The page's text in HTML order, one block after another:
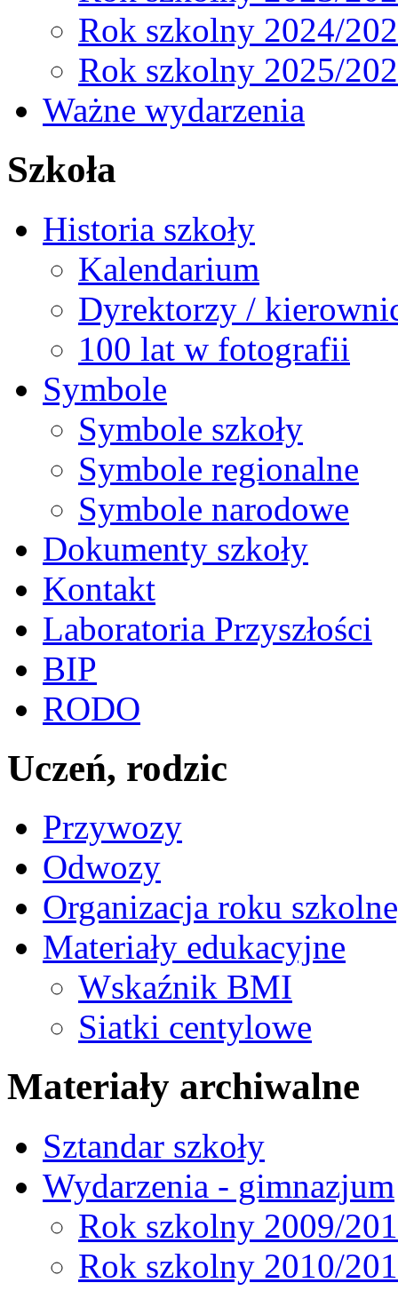
Rok szkolny 2024/
Rok szkolny 2025/
Ważne wydarzenia
Szkoła
Historia szkoły
Kalendarium
Dyrektorzy /
100 lat w fotografii
Symbole
Symbole szkoły
Symbole regionalne
Symbole narodowe
Dokumenty szkoły
Kontakt
Laboratoria Przyszłości
BIP
RODO
Uczeń, rodzic
Przywozy
Odwozy
Organizacja roku
Materiały edukacyjne
Wskaźnik BMI
Siatki centylowe
Materiały archiwalne
Sztandar szkoły
Wydarzenia - gimnazjum
Rok szkolny 2009/
Rok szkolny 2010/